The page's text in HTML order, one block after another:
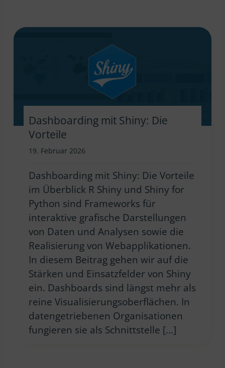
Dashboarding mit Shiny: Die
Vorteile
19. Februar 2026
Dashboarding mit Shiny: Die Vorteile
im Überblick R Shiny und Shiny for
Python sind Frameworks für
interaktive grafische Darstellungen
von Daten und Analysen sowie die
Realisierung von Webapplikationen.
In diesem Beitrag gehen wir auf die
Stärken und Einsatzfelder von Shiny
ein. Dashboards sind längst mehr als
reine Visualisierungsoberflächen. In
datengetriebenen Organisationen
fungieren sie als Schnittstelle […]